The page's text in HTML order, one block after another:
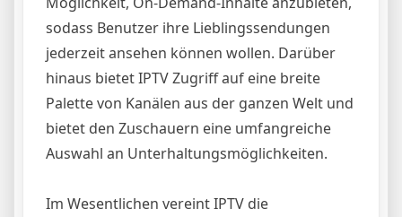
sodass Benutzer ihre Lieblingssendungen
jederzeit ansehen können wollen. Darüber
hinaus bietet IPTV Zugriff auf eine breite
Palette von Kanälen aus der ganzen Welt und
bietet den Zuschauern eine umfangreiche
Auswahl an Unterhaltungsmöglichkeiten.
Im Wesentlichen vereint IPTV die